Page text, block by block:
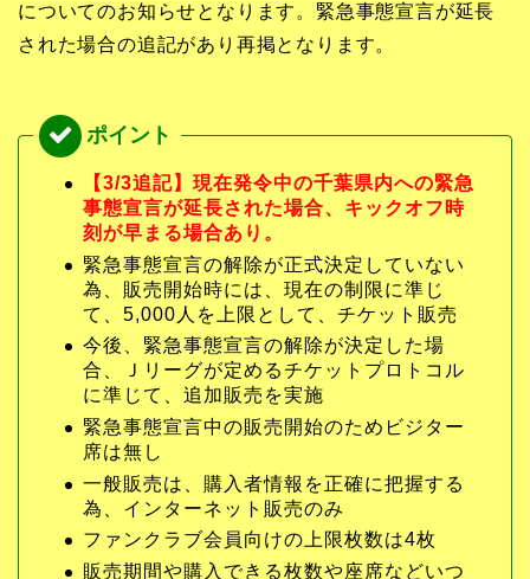
についてのお知らせとなります。緊急事態宣言が延長
された場合の追記があり再掲となります。
【3/3追記】現在発令中の千葉県内への緊急
事態宣言が延長された場合、キックオフ時
刻が早まる場合あり。
緊急事態宣言の解除が正式決定していない
為、販売開始時には、現在の制限に準じ
て、5,000人を上限として、チケット販売
今後、緊急事態宣言の解除が決定した場
合、Ｊリーグが定めるチケットプロトコル
に準じて、追加販売を実施
緊急事態宣言中の販売開始のためビジター
席は無し
一般販売は、購入者情報を正確に把握する
為、インターネット販売のみ
ファンクラブ会員向けの上限枚数は4枚
販売期間や購入できる枚数や座席などいつ